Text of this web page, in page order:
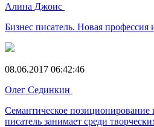
Алина Джоис
Бизнес писатель. Новая профессия
08.06.2017 06:42:46
Олег Сединкин
Семантическое позиционирование
писатель занимает среди